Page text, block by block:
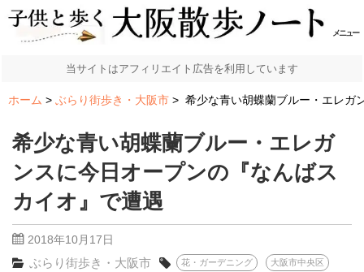
メニュー
当サイトはアフィリエイト広告を利用しています
ホーム ぶらり街歩き・大阪市 希少な青い胡蝶蘭ブルー・エレガ
希少な青い胡蝶蘭ブルー・エレガ
ンスに今日オープンの『なんばス
カイオ』で遭遇
2018年10月17日
ぶらり街歩き・大阪市 花・ガーデニング 大阪市中央区